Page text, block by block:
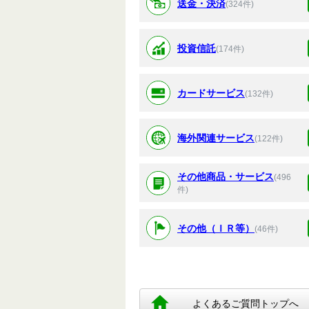
送金・決済(324件)
投資信託(174件)
カードサービス(132件)
海外関連サービス(122件)
その他商品・サービス(496
件)
その他（ＩＲ等） (46件)
よくあるご質問トップへ